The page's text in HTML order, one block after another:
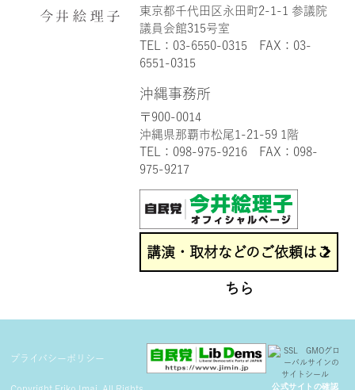
東京都千代田区永田町2-1-1 参議院
議員会館315号室
TEL： 03-6550-0315 FAX：03-
6551-0315
沖縄事務所
〒900-0014
沖縄県那覇市松尾1-21-59 1階
TEL： 098-975-9216 FAX：098-
975-9217
講演・取材などのご依頼はこ
ちら
プライバシーポリシー
公式サイトの確認